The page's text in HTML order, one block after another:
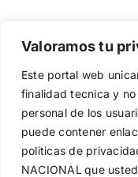
Valoramos tu
Este portal web
finalidad tecnica y
personal de los
puede contener
politicas de
NACIONAL que
Copyright 2023 |
el funcionamiento de
nuestros servicios.
rechazar las no
Política de cookies